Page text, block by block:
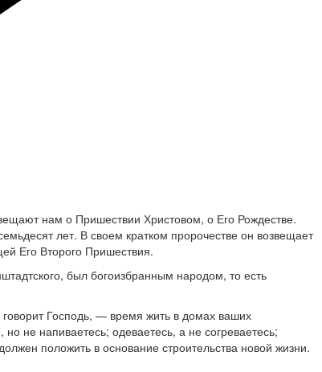
нам о Пришествии Христовом, о Его Рождестве.
лет. В своем кратком пророчестве он возвещает
Его Второго Пришествия.
был богоизбранным народом, то есть
Господь, — время жить в домах ваших
не напиваетесь; одеваетесь, а не согреваетесь;
положить в основание строительства новой жизни.